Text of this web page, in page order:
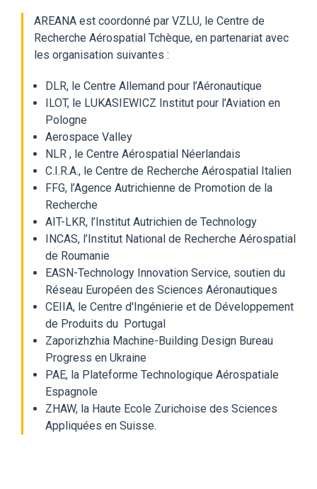
AREANA est coordonné par VZLU, le Centre de
Recherche Aérospatial Tchèque, en partenariat avec
les organisation suivantes :
DLR, le Centre Allemand pour l’Aéronautique
ILOT, le LUKASIEWICZ Institut pour l’Aviation en
Pologne
Aerospace Valley
NLR , le Centre Aérospatial Néerlandais
C.I.R.A., le Centre de Recherche Aérospatial Italien
FFG, l’Agence Autrichienne de Promotion de la
Recherche
AIT-LKR, l’Institut Autrichien de Technology
INCAS, l’Institut National de Recherche Aérospatial
de Roumanie
EASN-Technology Innovation Service, soutien du
Réseau Européen des Sciences Aéronautiques
CEIIA, le Centre d'Ingénierie et de Développement
de Produits du Portugal
Zaporizhzhia Machine-Building Design Bureau
Progress en Ukraine
PAE, la Plateforme Technologique Aérospatiale
Espagnole
ZHAW, la Haute Ecole Zurichoise des Sciences
Appliquées en Suisse.